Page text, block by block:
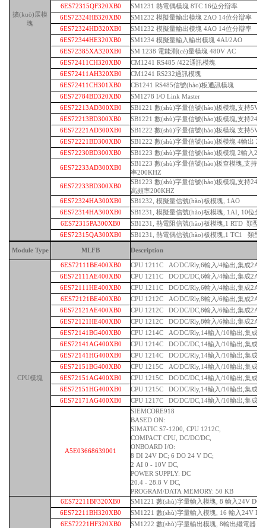
擴(kuò)展模
塊
6ES72315QF320XB0
SM1231 熱電偶模塊 8TC 16位分辯率
6ES72324HB320XB0
SM1232 模擬量輸出模塊 2AO 14位分辯率
6ES72324HD320XB0
SM1232 模擬量輸出模塊 4AO 14位分辯率
6ES72344HE320XB0
SM1234 模擬量輸入輸出模塊 4AI/2AO
6ES72385XA320XB0
SM 1238 電能測(cè)量模塊 480V AC
6ES72411CH320XB0
CM1241 RS485 /422通訊模塊
6ES72411AH320XB0
CM1241 RS232通訊模塊
6ES72411CH301XB0
CB1241 RS485信號(hào)板通訊模塊
6ES72784BD320XB0
SM1278 I/O Link Master
6ES72213AD300XB0
SB1221 數(shù)字量信號(hào)板模塊,支持5V
6ES72213BD300XB0
SB1221 數(shù)字量信號(hào)板模塊,支持
6ES72221AD300XB0
SB1222 數(shù)字量信號(hào)板模塊 支持5V
6ES72221BD300XB0
SB1222 數(shù)字量信號(hào)板模塊 4輸出
6ES72230BD300XB0
SB1223 數(shù)字量信號(hào)板模塊 2輸入
6ES72233AD300XB0
SB1223 數(shù)字量信號(hào)板查模塊,支持
率200KHZ
6ES72233BD300XB0
SB1223 數(shù)字量信號(hào)板模塊,支持24
高頻率200KHZ
6ES72324HA300XB0
SB1232, 模擬量信號(hào)板模塊, 1AO
6ES72314HA300XB0
SB1231, 模擬量信號(hào)板模塊, 1AI, 10位分
6ES72315PA300XB0
SB1231, 熱電阻信號(hào)板模塊,1 RTD 類型:
6ES72315QA300XB0
SB1231, 熱電偶信號(hào)板模塊,1 TC1 類型:
Module Type MLFB Description
CPU模塊
6ES72111BE400XB0
CPU 1211C AC/DC/Rly,6輸入/4輸出,集成2AI
6ES72111AE400XB0
CPU 1211C DC/DC/DC,6輸入/4輸出,集成2AI
6ES72111HE400XB0
CPU 1211C DC/DC/Rly,6輸入/4輸出,集成2AI
6ES72121BE400XB0
CPU 1212C AC/DC/Rly,8輸入/6輸出,集成2AI
6ES72121AE400XB0
CPU 1212C DC/DC/DC,8輸入/6輸出,集成2AI
6ES72121HE400XB0
CPU 1212C DC/DC/Rly,8輸入/6輸出,集成2AI
6ES72141BG400XB0
CPU 1214C AC/DC/Rly,14輸入/10輸出,集成
6ES72141AG400XB0
CPU 1214C DC/DC/DC,14輸入/10輸出,集成
6ES72141HG400XB0
CPU 1214C DC/DC/Rly,14輸入/10輸出,集成
6ES72151BG400XB0
CPU 1215C AC/DC/Rly,14輸入/10輸出,集成
6ES72151AG400XB0
CPU 1215C DC/DC/DC,14輸入/10輸出,集成
6ES72151HG400XB0
CPU 1215C DC/DC/Rly,14輸入/10輸出,集成
6ES72171AG400XB0
CPU 1217C DC/DC/DC,14輸入/10輸出,集成
A5E03668639001
SIEMCORE918
BASED ON:
SIMATIC S7-1200, CPU 1212C,
COMPACT CPU, DC/DC/DC,
ONBOARD I/O:
8 DI 24V DC; 6 DO 24 V DC;
2 AI 0 - 10V DC,
POWER SUPPLY: DC
20.4 - 28.8 V DC,
PROGRAM/DATA MEMORY: 50 KB
6ES72211BF320XB0
SM1221 數(shù)字量輸入模塊, 8 輸入24V DC
6ES72211BH320XB0
SM1221 數(shù)字量輸入模塊, 16 輸入24V DC
6ES72221HF320XB0
SM1222 數(shù)字量輸出模塊, 8輸出繼電器